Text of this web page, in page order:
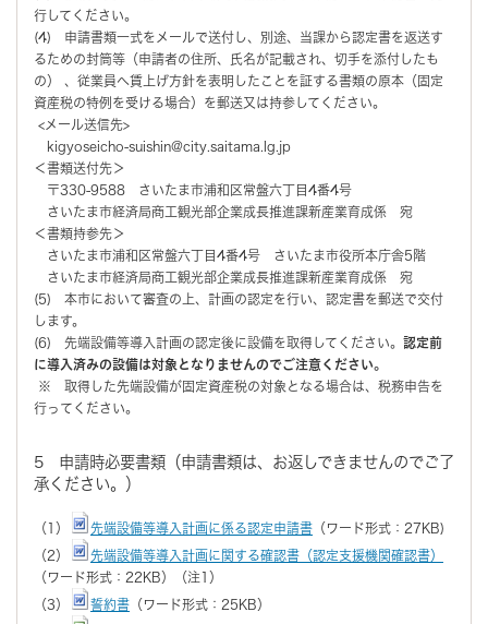
行してください。
(4) 申請書類一式をメールで送付し、別途、当課から認定書を返送す
るための封筒等（申請者の住所、氏名が記載され、切手を添付したも
の） 、従業員へ賃上げ方針を表明したことを証する書類の原本（固定
資産税の特例を受ける場合）を郵送又は持参してください。
<メール送信先>
kigyoseicho-suishin@city.saitama.lg.jp
＜書類送付先＞
〒330-9588 さいたま市浦和区常盤六丁目4番4号
さいたま市経済局商工観光部企業成長推進課新産業育成係 宛
＜書類持参先＞
さいたま市浦和区常盤六丁目4番4号 さいたま市役所本庁舎5階
さいたま市経済局商工観光部企業成長推進課新産業育成係 宛
(5) 本市において審査の上、計画の認定を行い、認定書を郵送で交付
します。
(6) 先端設備等導入計画の認定後に設備を取得してください。 認定前
に導入済みの設備は対象となりませんのでご注意ください。
※ 取得した先端設備が固定資産税の対象となる場合は、税務申告を
行ってください。
5 申請時必要書類（申請書類は、お返しできませんのでご了
承ください。）
（1） 先端設備等導入計画に係る認定申請書 （ワード形式：27KB)
（2）
先端設備等導入計画に関する確認書（認定支援機関確認書）
（ワード形式：22KB）（注1）
（3） 誓約書 （ワード形式：25KB）